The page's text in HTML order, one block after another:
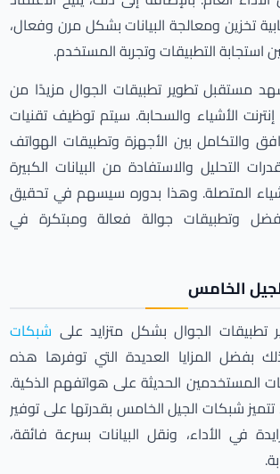
تخزين ومعالجة البيانات بشكل مرن وفعال،
التطبيقات وتجربة المستخدم.
مستقبل تطوير تطبيقات الجوال مزيدًا من
إنترنت الأشياء والسحابة. سيتم توظيف تقنيات
والتكامل بين الأجهزة وتطبيقات الهواتف
التحليل والاستفادة من البيانات الكبيرة
المتصلة. وهذا بدوره سيسهم في تحقيق
وتطبيقات جوالة فعالة ومبتكرة في
الخامس
تطبيقات الجوال بشكل متزايد على شبكات
بفضل المزايا العديدة التي توفرها هذه
المستخدمين الحديثة على هواتفهم الذكية.
شبكات الجيل الخامس بقدرتها على توفير
في الأداء، ونقل البيانات بسرعة فائقة،